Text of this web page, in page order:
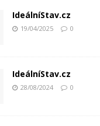
IdeálníStav.cz
19/04/2025 0
IdeálníStav.cz
28/08/2024 0